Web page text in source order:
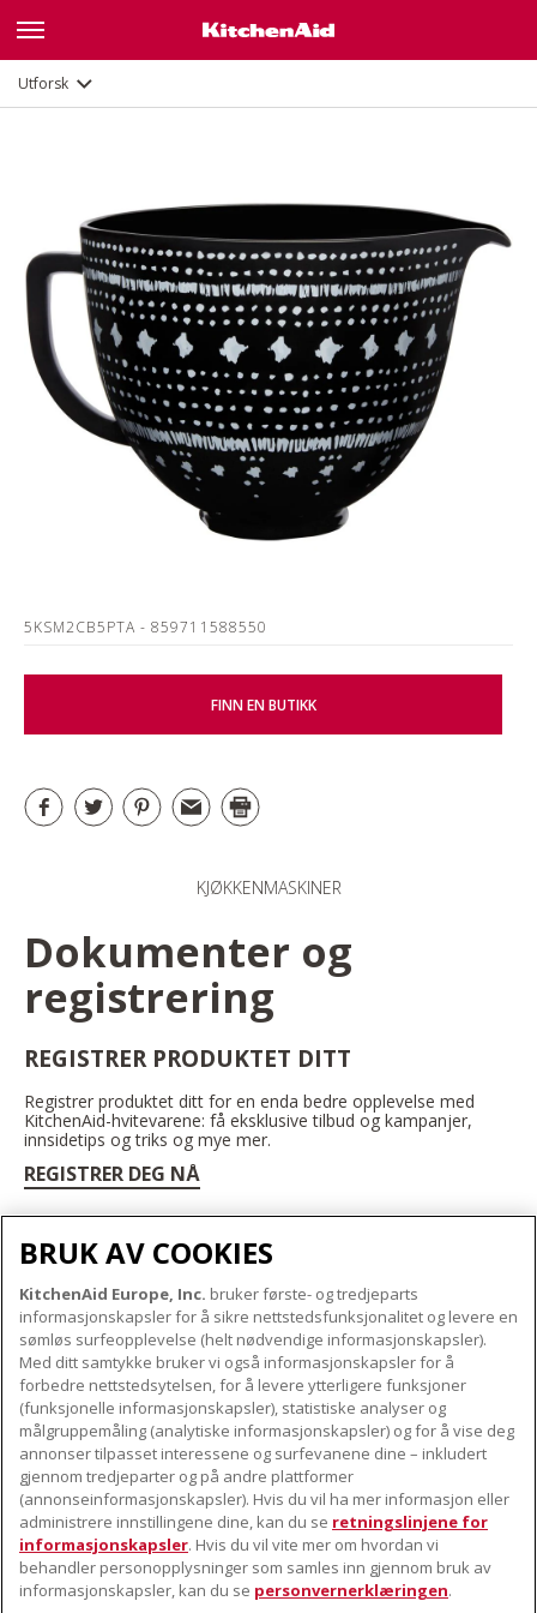
Utforsk
5KSM2CB5PTA - 859711588550
FINN EN BUTIKK
KJØKKENMASKINER
Dokumenter og
registrering
REGISTRER PRODUKTET DITT
Registrer produktet ditt for en enda bedre opplevelse med
KitchenAid-hvitevarene: få eksklusive tilbud og kampanjer,
innsidetips og triks og mye mer.
REGISTRER DEG NÅ
OM KITCHENAID
Merkets kjerne
Merkehistorie
ODR
VÅRE PRODUKTER
Små apparater
Produkttilbehør
KUNDESERVICE
Finn et servicesenter nær deg
Garanti og dokumenter
Kontaktinformasjon
FØLG OSS
BRUK AV COOKIES
KitchenAid Europe, Inc. bruker første- og tredjeparts
informasjonskapsler for å sikre nettstedsfunksjonalitet og levere en
sømløs surfeopplevelse (helt nødvendige informasjonskapsler).
Med ditt samtykke bruker vi også informasjonskapsler for å
forbedre nettstedsytelsen, for å levere ytterligere funksjoner
(funksjonelle informasjonskapsler), statistiske analyser og
målgruppemåling (analytiske informasjonskapsler) og for å vise deg
annonser tilpasset interessene og surfevanene dine – inkludert
gjennom tredjeparter og på andre plattformer
(annonseinformasjonskapsler). Hvis du vil ha mer informasjon eller
administrere innstillingene dine, kan du se retningslinjene for
informasjonskapsler. Hvis du vil vite mer om hvordan vi
behandler personopplysninger som samles inn gjennom bruk av
informasjonskapsler, kan du se personvernerklæringen.